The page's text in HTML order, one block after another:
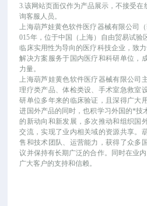
3.该网站页面仅作为产品展示，不接受
询客服人员。
上海葫芦娃黄色软件医疗器械有限公司
015年，位于中国（上海）自由贸易试验
临床实用性为导向的医疗科技企业，致
解决方案服务于国内医疗和科研单位，
力量。
上海葫芦娃黄色软件医疗器械有限公司
理疗类产品、体检类设、手术室急救室
研单位多年来的临床验证，且深得广大
进国外产品的同时，也积学习外国的*技
的新动向和新发展，多次推动和组织国
交流，实现了业内相关域的资源共享。
售和技术团队、运营能力，获得了众多
议并保持有长期广泛的合作。同时在业
广大客户的支持和信赖。